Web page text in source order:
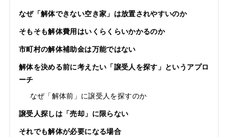
なぜ「解体できない空き家」は放置されやすいのか
そもそも解体費用はいくらくらいかかるのか
市町村の解体補助金は万能ではない
解体を決める前に考えたい「譲受人を探す」というアプロ
ーチ
なぜ「解体前」に譲受人を探すのか
譲受人探しは「売却」に限らない
それでも解体が必要になる場合